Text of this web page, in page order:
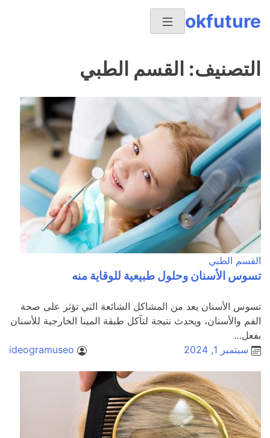
okfuture
التصنيف: القسم الطبي
القسم الطبي
تسوس الأسنان وحلول طبيعية للوقاية منه
تسوس الأسنان يعد من المشاكل الشائعة التي تؤثر على صحة
الفم والأسنان، ويحدث نتيجة لتآكل طبقة المينا الخارجية للأسنان
بفعل…
سبتمبر 1, 2024
ideogramuseo